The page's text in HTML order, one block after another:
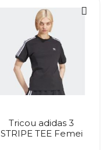
Tricou adidas 3
STRIPE TEE Femei